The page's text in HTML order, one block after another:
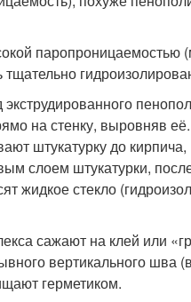
паропроницаемостью
на стенку, выровняв
штукатурку до кирпича,
слоем штукатурки,
жидкое стекло
сажают на клей или
вертикального шва
герметиком.